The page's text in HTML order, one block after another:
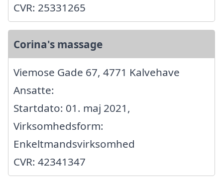
CVR: 25331265
Corina's massage
Viemose Gade 67, 4771 Kalvehave
Ansatte:
Startdato: 01. maj 2021,
Virksomhedsform:
Enkeltmandsvirksomhed
CVR: 42341347